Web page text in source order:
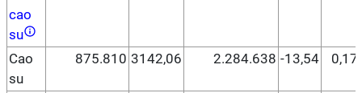
cao
su
Cao
su
875.810 3142,06 2.284.638 -13,54 0,17